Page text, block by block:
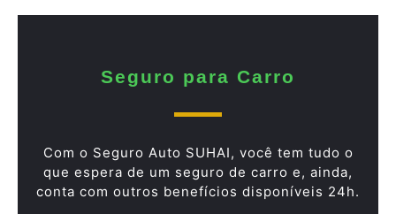
Seguro para Carro
Com o Seguro Auto SUHAI, você tem tudo o
que espera de um seguro de carro e, ainda,
conta com outros benefícios disponíveis 24h.